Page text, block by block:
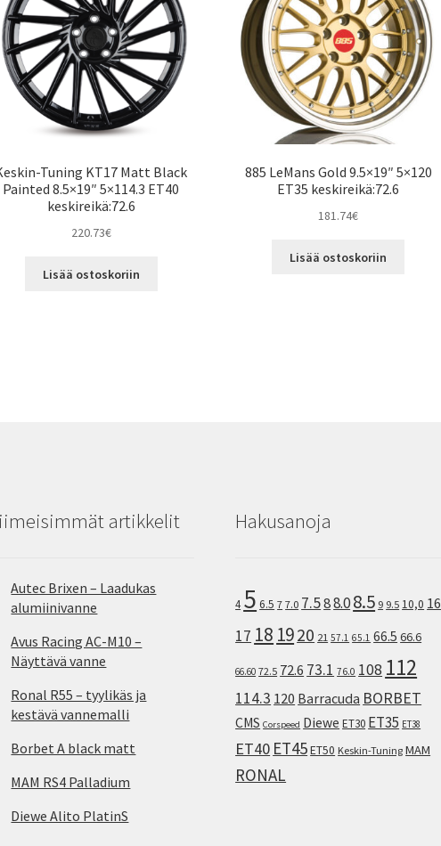
Tuning KT17 Matt Black
Painted 8.5×19″ 5×114.3 ET40
keskireikä:72.6
220.73€
Lisää ostoskoriin
885 LeMans Gold 9.5×19″ 5×120
ET35 keskireikä:72.6
181.74€
Lisää ostoskoriin
artikkelit
Autec Brixen – Laadukas
alumiinivanne
Avus Racing AC-M10 –
Näyttävä vanne
Ronal R55 – tyylikäs ja
kestävä vannemalli
Borbet A black matt
MAM RS4 Palladium
Diewe Alito PlatinS
Hakusanoja
4 5 6.5 7 7.0 7.588.08.5 9 9.5 10,0 16
17 18 1920 21 57.1 65.1 66.5 66.6
66.60 72.5 72.6 73.1 76.0 108 112
114.3 120 Barracuda BORBET
CMS Corspeed Diewe ET30 ET35 ET38
ET40 ET45ET50 Keskin-Tuning MAM
RONAL